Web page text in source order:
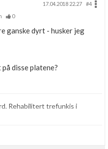
17.04.2018 22.27
#4
0
ganske dyrt - husker jeg
disse platene?
Rehabilitert trefunkis i